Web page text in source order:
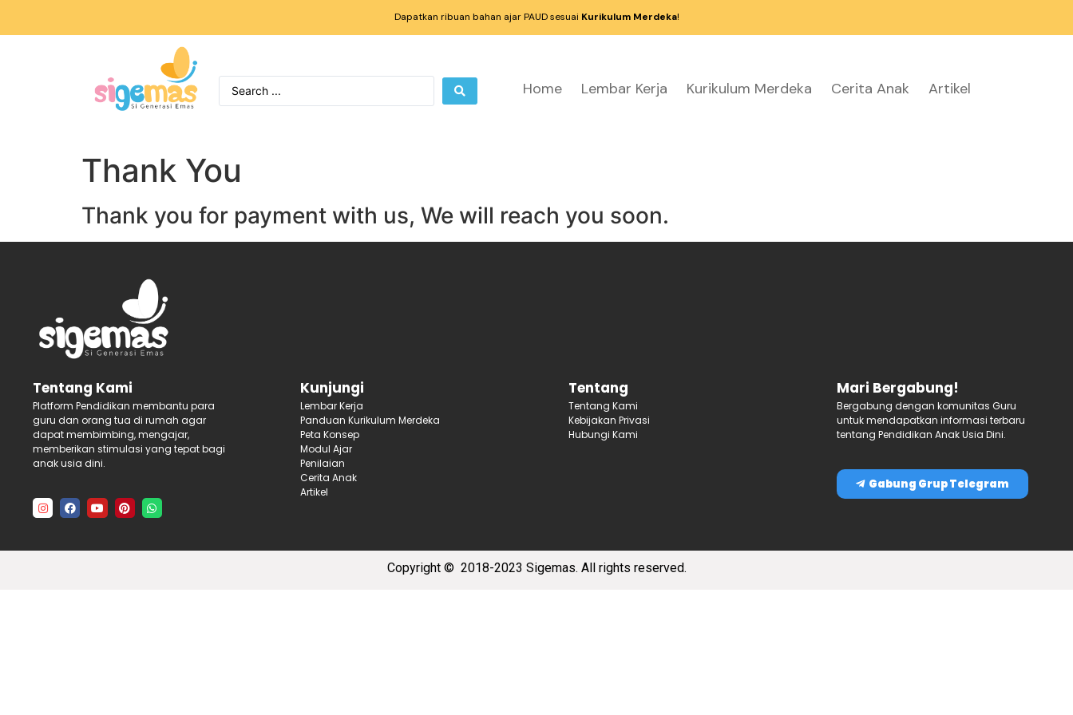
Dapatkan ribuan bahan ajar PAUD sesuai Kurikulum Merdeka!
Home Lembar Kerja Kurikulum Merdeka Cerita Anak Artikel
Thank You
Thank you for payment with us, We will reach you soon.
Tentang Kami
Platform Pendidikan membantu para
guru dan orang tua di rumah agar
dapat membimbing, mengajar,
memberikan stimulasi yang tepat bagi
anak usia dini.
Kunjungi
Lembar Kerja
Panduan Kurikulum Merdeka
Peta Konsep
Modul Ajar
Penilaian
Cerita Anak
Artikel
Tentang
Tentang Kami
Kebijakan Privasi
Hubungi Kami
Mari Bergabung!
Bergabung dengan komunitas Guru
untuk mendapatkan informasi terbaru
tentang Pendidikan Anak Usia Dini.
Gabung Grup Telegram
Copyright© 2018-2023 Sigemas. All rights reserved.